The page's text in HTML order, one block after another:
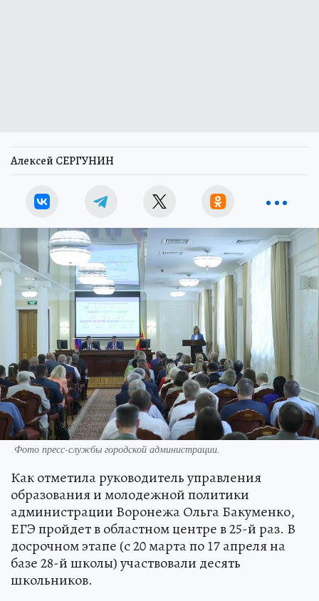
Алексей СЕРГУНИН
Фото пресс-службы городской администрации.
Как отметила руководитель управления
образования и молодежной политики
администрации Воронежа Ольга Бакуменко,
ЕГЭ пройдет в областном центре в 25-й раз. В
досрочном этапе (с 20 марта по 17 апреля на
базе 28-й школы) участвовали десять
школьников.